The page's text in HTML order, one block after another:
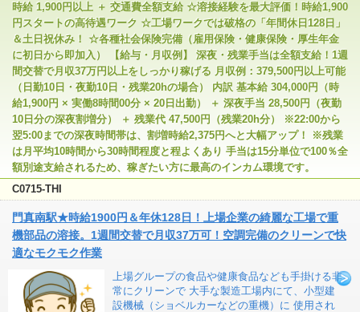
時給 1,900円以上 ＋ 交通費全額支給 ☆溶接経験を最大評価！時給1,900
円スタートの高待遇ワーク ☆工場ワークでは破格の「年間休日128日」
＆土日祝休み！ ☆各種社会保険完備（雇用保険・健康保険・厚生年金
に初日から即加入） 【給与・月収例】 深夜・残業手当は全額支給！1週
間交替で月収37万円以上をしっかり稼げる 月収例：379,500円以上可能
（日勤10日・夜勤10日・残業20hの場合） 内訳 基本給 304,000円（時
給1,900円 × 実働8時間00分 × 20日出勤） ＋ 深夜手当 28,500円（夜勤
10日分の深夜割増分） ＋ 残業代 47,500円（残業20h分） ※22:00から
翌5:00までの深夜時間帯は、割増時給2,375円へと大幅アップ！ ※残業
は月平均10時間から30時間程度と程よくあり 手当は15分単位で100％全
額別途支給されるため、稼ぎたい方に最高のインカム環境です。
C0715-THI
門真南駅★時給1900円＆年休128日！上場企業の綺麗な工場で重
機部品の溶接。1週間交替で月収37万可！空調完備のクリーンで快
適なモクモク作業
上場グループの食品や健康食品なども手掛ける非
常にクリーンで 大手な製造工場内にて、小型建
設機械（ショベルカーなどの重機）に 使用され